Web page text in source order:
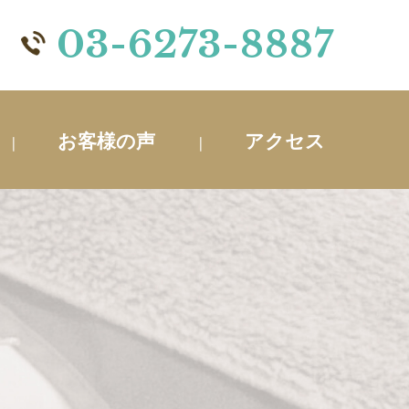
03-6273-8887
お客様の声 アクセス